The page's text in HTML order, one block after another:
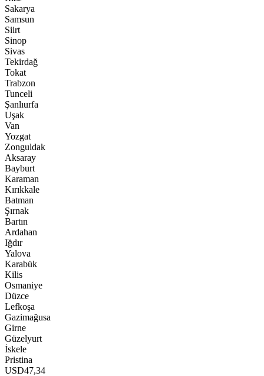
Sakarya
Samsun
Siirt
Sinop
Sivas
Tekirdağ
Tokat
Trabzon
Tunceli
Şanlıurfa
Uşak
Van
Yozgat
Zonguldak
Aksaray
Bayburt
Karaman
Kırıkkale
Batman
Şırnak
Bartın
Ardahan
Iğdır
Yalova
Karabük
Kilis
Osmaniye
Düzce
Lefkoşa
Gazimağusa
Girne
Güzelyurt
İskele
Pristina
USD47,34